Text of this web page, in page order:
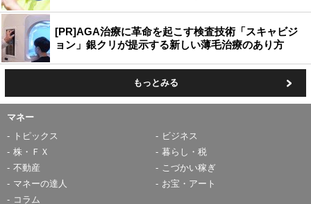
[PR]AGA治療に革命を起こす検査技術「スキャビジ
ョン」銀クリが提示する新しい薄毛治療のあり方
もっとみる
マネー
トピックス
ビジネス
株・ＦＸ
暮らし・税
不動産
こづかい稼ぎ
マネーの達人
お宝・アート
コラム